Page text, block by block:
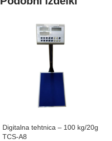
Digitalna tehtnica – 100 kg/20g
TCS-A8